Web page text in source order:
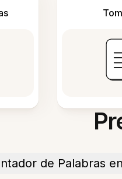
de Palabras